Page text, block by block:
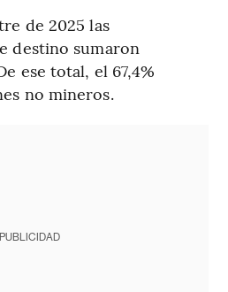
de 2025 las
destino sumaron
ese total, el 67,4%
no mineros.
PUBLICIDAD